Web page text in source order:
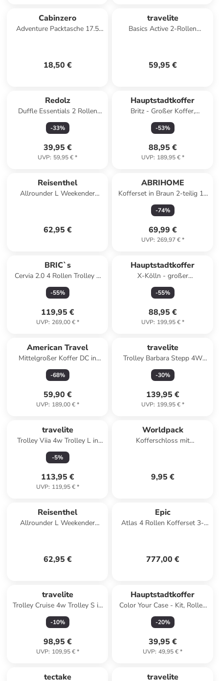
Cabinzero
Adventure Packtasche 17.5
18,50 €
travelite
Basics Active 2-Rollen
59,95 €
Redolz
Duffle Essentials 2 Rollen
Reisetasche 51 cm in olive
-33%
39,95 €
UVP: 59,95 €*
Hauptstadtkoffer
Britz - Großer Koffer,
erweiterbar, TSA, 4 Rollen in
Schwarz
-53%
88,95 €
UVP: 189,95 €*
Reisenthel
Allrounder L Weekender
62,95 €
ABRIHOME
Kofferset in Braun 2-teilig 14
19 Zoll
-74%
69,99 €
UVP: 269,97 €*
BRIC`s
Cervia 2.0 4 Rollen Trolley L
77 cm mit Dehnfalte in
smaragd-green
-55%
119,95 €
UVP: 269,00 €*
Hauptstadtkoffer
X-Kölln - großer
Hartschalenkkoffer
Erweiterung TSA 76cm 120L
-55%
88,95 €
UVP: 199,95 €*
American Travel
Mittelgroßer Koffer DC in
Beige (64L)
-68%
59,90 €
UVP: 189,00 €*
travelite
Trolley Barbara Stepp 4W
Trolley M Exp in Black
-30%
139,95 €
UVP: 199,95 €*
travelite
Trolley Viia 4w Trolley L in
Eukalyptus
-5%
113,95 €
UVP: 119,95 €*
Worldpack
Kofferschloss mit
9,95 €
Reisenthel
Allrounder L Weekender
62,95 €
Epic
Atlas 4 Rollen Kofferset 3-
777,00 €
travelite
Trolley Cruise 4w Trolley S in
Türkis
-10%
98,95 €
UVP: 109,95 €*
Hauptstadtkoffer
Color Your Case - Kit, Rollen
& Griffe Set in Rot
-20%
39,95 €
UVP: 49,95 €*
tectake travelite